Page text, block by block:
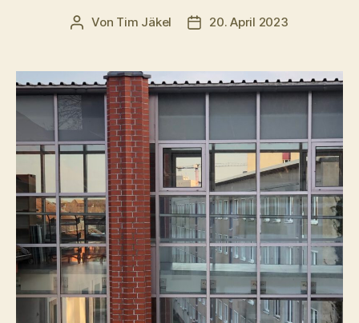
Beitragsautor
Von Tim Jäkel Veröffentlichungsdatum
20. April 2023